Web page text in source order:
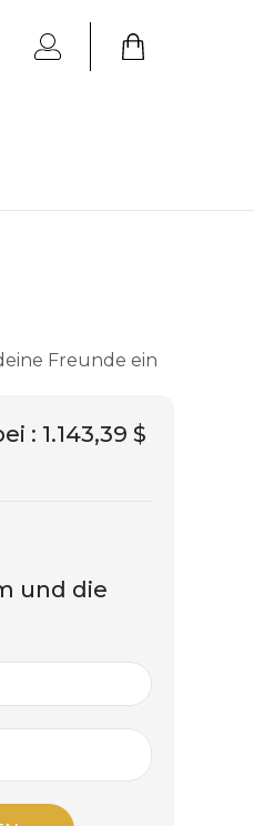
Freunde ein
: 1.143,39 $
und die